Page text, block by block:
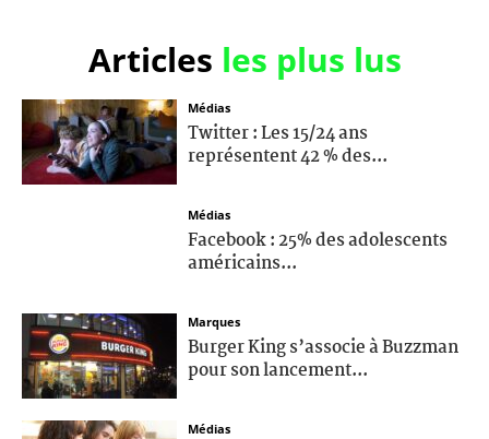
Articles les plus lus
Médias
Twitter : Les 15/24 ans
représentent 42 % des...
Médias
Facebook : 25% des adolescents
américains...
Marques
Burger King s’associe à Buzzman
pour son lancement...
Médias